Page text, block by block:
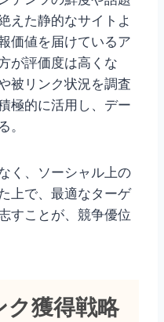
えた静的なサイトよ
価値を届けているア
が評価度は高くな
被リンク状況を調査
極的に活用し、デー
。
く、ソーシャル上の
上で、最適なターゲ
すことが、競争優位
ク獲得戦略